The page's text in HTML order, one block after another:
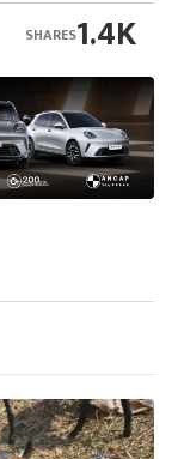
1.4K
SHARES